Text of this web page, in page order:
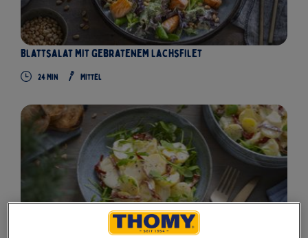
Blattsalat mit gebratenem Lachsfilet
24Min Mittel